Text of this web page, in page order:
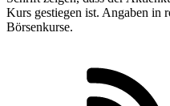
Kurs gestiegen ist. Angaben in
Börsenkurse.